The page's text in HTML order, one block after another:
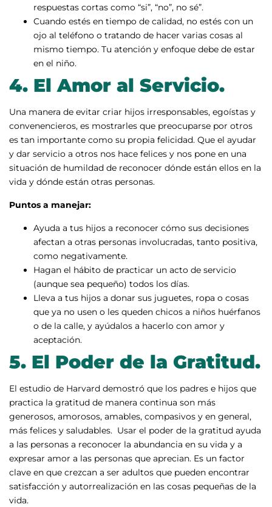
respuestas cortas como “si”, “no”, no sé”.
Cuando estés en tiempo de calidad, no estés con un
ojo al teléfono o tratando de hacer varias cosas al
mismo tiempo. Tu atención y enfoque debe de estar
en el niño.
4. El Amor al Servicio.
Una manera de evitar criar hijos irresponsables, egoístas y
convenencieros, es mostrarles que preocuparse por otros
es tan importante como su propia felicidad. Que el ayudar
y dar servicio a otros nos hace felices y nos pone en una
situación de humildad de reconocer dónde están ellos en la
vida y dónde están otras personas.
Puntos a manejar:
Ayuda a tus hijos a reconocer cómo sus decisiones
afectan a otras personas involucradas, tanto positiva,
como negativamente.
Hagan el hábito de practicar un acto de servicio
(aunque sea pequeño) todos los días.
Lleva a tus hijos a donar sus juguetes, ropa o cosas
que ya no usen o les queden chicos a niños huérfanos
o de la calle, y ayúdalos a hacerlo con amor y
aceptación.
5. El Poder de la Gratitud.
El estudio de Harvard demostró que los padres e hijos que
practica la gratitud de manera continua son más
generosos, amorosos, amables, compasivos y en general,
más felices y saludables. Usar el poder de la gratitud ayuda
a las personas a reconocer la abundancia en su vida y a
expresar amor a las personas que aprecian. Es un factor
clave en que crezcan a ser adultos que pueden encontrar
satisfacción y autorrealización en las cosas pequeñas de la
vida.